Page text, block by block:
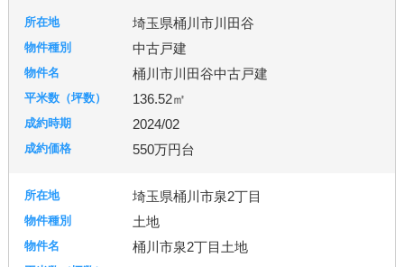
埼玉県桶川市川田谷
中古戸建
桶川市川田谷中古戸建
136.52㎡
2024/02
550万円台
埼玉県桶川市泉2丁目
土地
桶川市泉2丁目土地